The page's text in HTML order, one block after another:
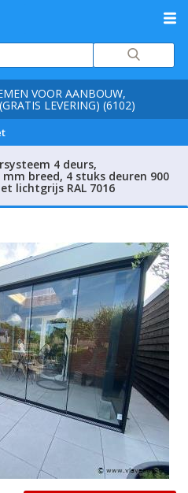
VOOR AANBOUW,
LEVERING) (6102)
4 deurs,
breed, 4 stuks deuren 900
lichtgrijs RAL 7016